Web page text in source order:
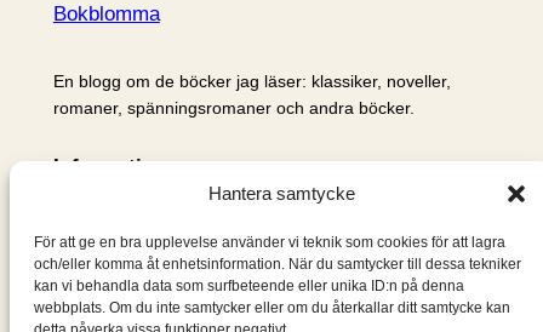
Hantera samtycke
För att ge en bra upplevelse använder vi teknik som cookies för att lagra
och/eller komma åt enhetsinformation. När du samtycker till dessa tekniker
kan vi behandla data som surfbeteende eller unika ID:n på denna
webbplats. Om du inte samtycker eller om du återkallar ditt samtycke kan
Bokblomma
En blogg om de böcker jag läser: klassiker, noveller,
romaner, spänningsromaner och andra böcker.
Information
Om mig & om bloggen
S
ö
k